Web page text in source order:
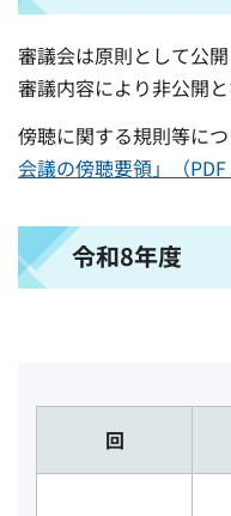
審議会は原則として公
審議内容により非公開と
傍聴に関する規則等につ
会議の傍聴要領」（PDF
令和8年度
回